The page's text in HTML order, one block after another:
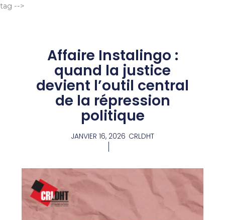
tag -->
Affaire Instalingo :
quand la justice
devient l’outil central
de la répression
politique
JANVIER 16, 2026 CRLDHT